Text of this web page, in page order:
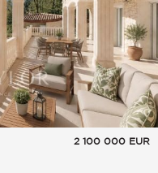
2 100 000 EUR